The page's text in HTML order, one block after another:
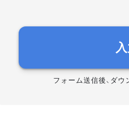
フォーム送信後、ダ